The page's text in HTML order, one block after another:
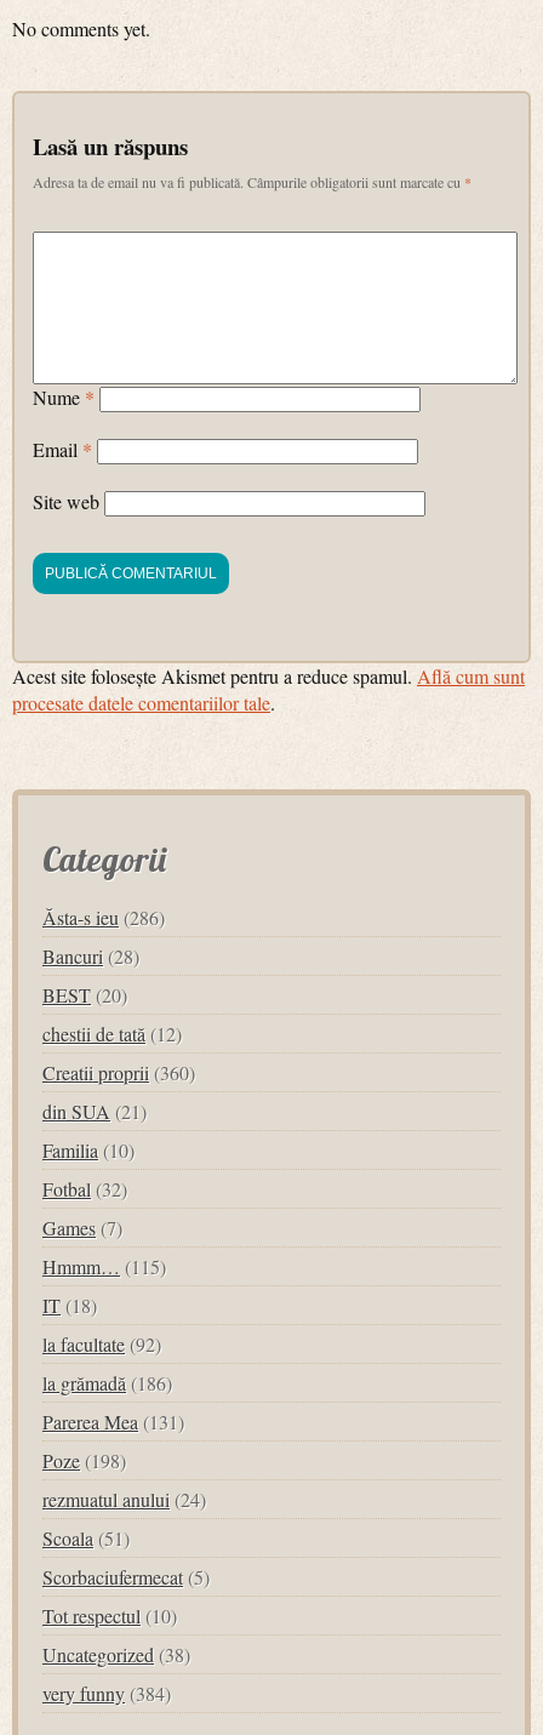
No comments yet.
Lasă un răspuns
Adresa ta de email nu va fi publicată. Câmpurile obligatorii sunt marcate cu *
Nume *
Email *
Site web
Acest site folosește Akismet pentru a reduce spamul. Află cum sunt
procesate datele comentariilor tale.
Categorii
Ăsta-s ieu (286)
Bancuri (28)
BEST (20)
chestii de tată (12)
Creatii proprii (360)
din SUA (21)
Familia (10)
Fotbal (32)
Games (7)
Hmmm… (115)
IT (18)
la facultate (92)
la grămadă (186)
Parerea Mea (131)
Poze (198)
rezmuatul anului (24)
Scoala (51)
Scorbaciufermecat(5)
Tot respectul (10)
Uncategorized (38)
very funny (384)